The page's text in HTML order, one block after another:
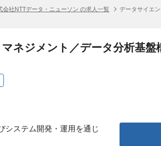
会社NTTデータ・ニューソン の求人一覧
データサイエ
ネジメント／データ分析基盤
システム開発・運用を通じ